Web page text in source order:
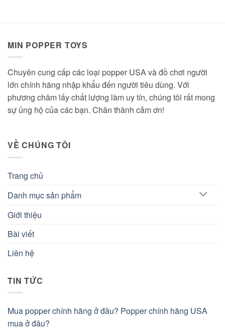
MIN POPPER TOYS
Chuyên cung cấp các loại popper USA và đồ chơi người
lớn chính hãng nhập khẩu đến người tiêu dùng. Với
phương châm lấy chất lượng làm uy tín, chúng tôi rất mong
sự ủng hộ của các bạn. Chân thành cảm ơn!
VỀ CHÚNG TÔI
Trang chủ
Danh mục sản phẩm
Giới thiệu
Bài viết
Liên hệ
TIN TỨC
Mua popper chính hãng ở đâu? Popper chính hãng USA
mua ở đâu?